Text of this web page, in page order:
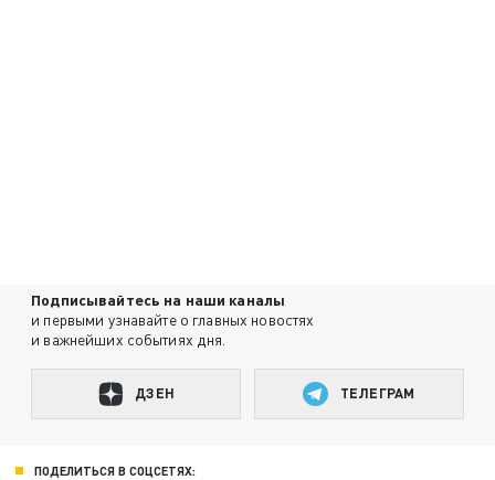
Подписывайтесь на наши каналы
и первыми узнавайте о главных новостях
и важнейших событиях дня.
ДЗЕН ТЕЛЕГРАМ
ПОДЕЛИТЬСЯ В СОЦСЕТЯХ: